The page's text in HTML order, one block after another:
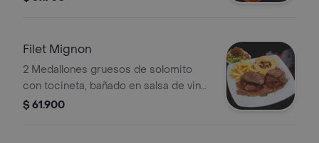
Filet Mignon
2 Medallones gruesos de solomito
con tocineta, bañado en salsa de vino
y champiñon, papa a la francesa,
$ 61.900